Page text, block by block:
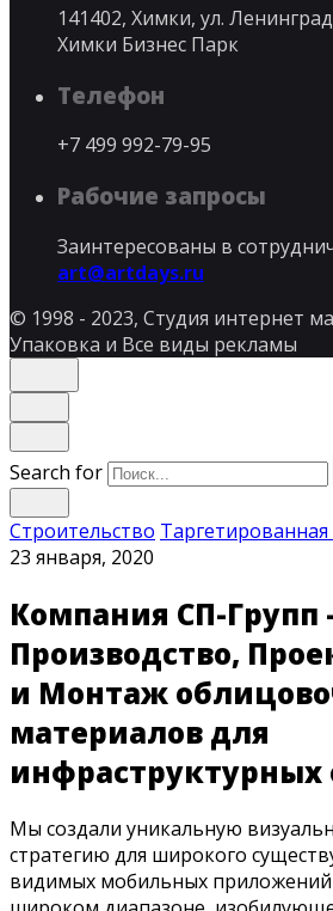
141402, Химки, ул.
Химки Бизнес Парк
Телефон
+7 499 992-79-95
Рабочие запросы
Заинтересованы в
art@artdays.ru
© 1998 - 2023, Студия интернет
Упаковка и Все виды рекламы
Search for
Строительство
23 января, 2020
Компания СП-Групп
Производство,
и Монтаж
материалов для
инфраструктурных
Мы создали уникальную
стратегию для широкого
видимых мобильных приложений